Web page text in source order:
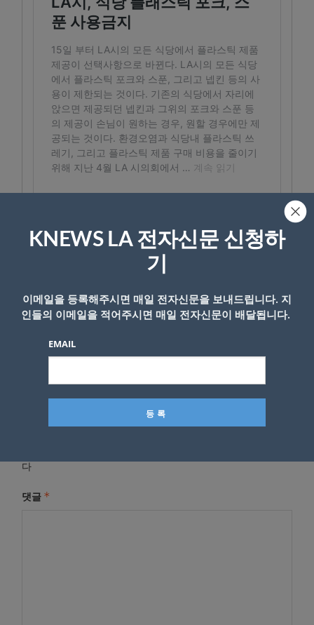
- Copyright © KNEWSLA.COM, 무단 전재 및 재배포 금지
답글 남기기
다
댓글 *
KNEWS LA 전자신문 신청하
기
이메일을 등록해주시면 매일 전자신문을 보내드립니다. 지
인들의 이메일을 적어주시면 매일 전자신문이 배달됩니다.
EMAIL